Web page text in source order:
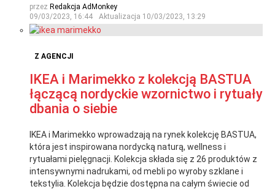
przez Redakcja AdMonkey
09/03/2023, 16:44
Aktualizacja 10/03/2023, 13:29
Z AGENCJI
IKEA i Marimekko z kolekcją BASTUA
łączącą nordyckie wzornictwo i rytuały
dbania o siebie
IKEA i Marimekko wprowadzają na rynek kolekcję BASTUA,
która jest inspirowana nordycką naturą, wellness i
rytuałami pielęgnacji. Kolekcja składa się z 26 produktów z
intensywnymi nadrukami, od mebli po wyroby szklane i
tekstylia. Kolekcja będzie dostępna na całym świecie od